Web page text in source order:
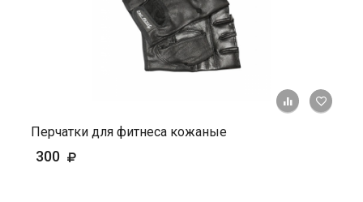
+ К
Перчатки для фитнеса кожаные
300